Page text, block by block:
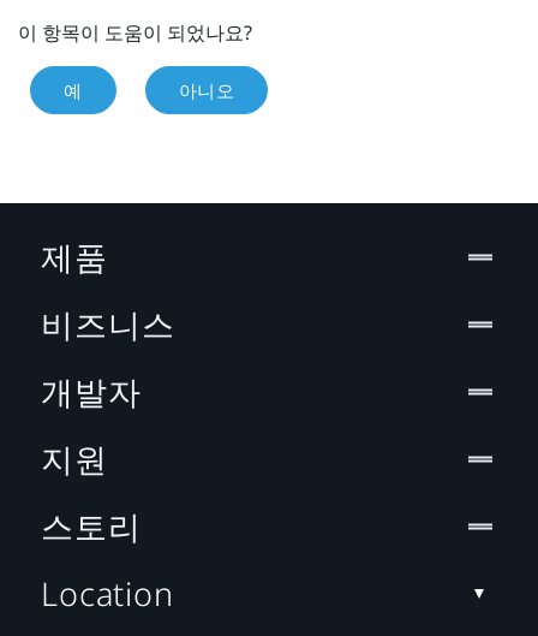
이 항목이 도움이 되었나요?
예 아니오
제품
비즈니스
개발자
지원
스토리
Location